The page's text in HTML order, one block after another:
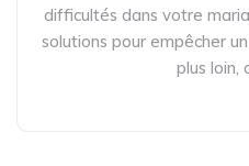
difficultés dans votre
solutions pour empêcher
plus loin,